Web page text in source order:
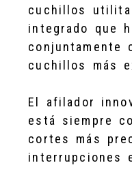
cuchillos
integrado que
conjuntamente
cuchillos más
El afilador
está siempre
cortes más
interrupciones